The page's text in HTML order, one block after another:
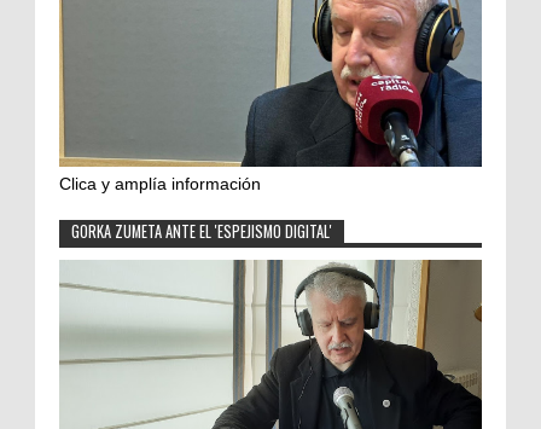
Clica y amplía información
GORKA ZUMETA ANTE EL 'ESPEJISMO DIGITAL'